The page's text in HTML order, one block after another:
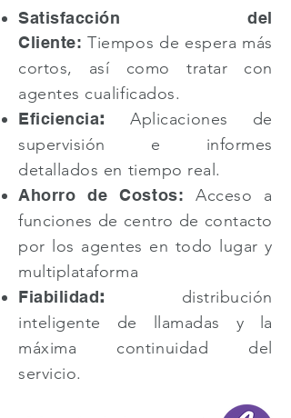
Satisfacción del
Cliente: Tiempos de espera más
cortos, así como tratar con
agentes cualificados.
Eficiencia:
Aplicaciones de
supervisión e informes
detallados en tiempo real.
Ahorro de Costos:Acceso a
funciones de centro de contacto
por los agentes en todo lugar y
multiplataforma
Fiabilidad:
distribución
inteligente de llamadas y la
máxima continuidad del
servicio.